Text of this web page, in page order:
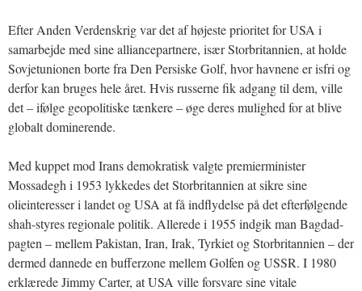
Efter Anden Verdenskrig var det af højeste prioritet for USA i
samarbejde med sine alliancepartnere, især Storbritannien, at holde
Sovjetunionen borte fra Den Persiske Golf, hvor havnene er isfri og
derfor kan bruges hele året. Hvis russerne fik adgang til dem, ville
det – ifølge geopolitiske tænkere – øge deres mulighed for at blive
globalt dominerende.
Med kuppet mod Irans demokratisk valgte premierminister
Mossadegh i 1953 lykkedes det Storbritannien at sikre sine
olieinteresser i landet og USA at få indflydelse på det efterfølgende
shah-styres regionale politik. Allerede i 1955 indgik man Bagdad-
pagten – mellem Pakistan, Iran, Irak, Tyrkiet og Storbritannien – der
dermed dannede en bufferzone mellem Golfen og USSR. I 1980
erklærede Jimmy Carter, at USA ville forsvare sine vitale